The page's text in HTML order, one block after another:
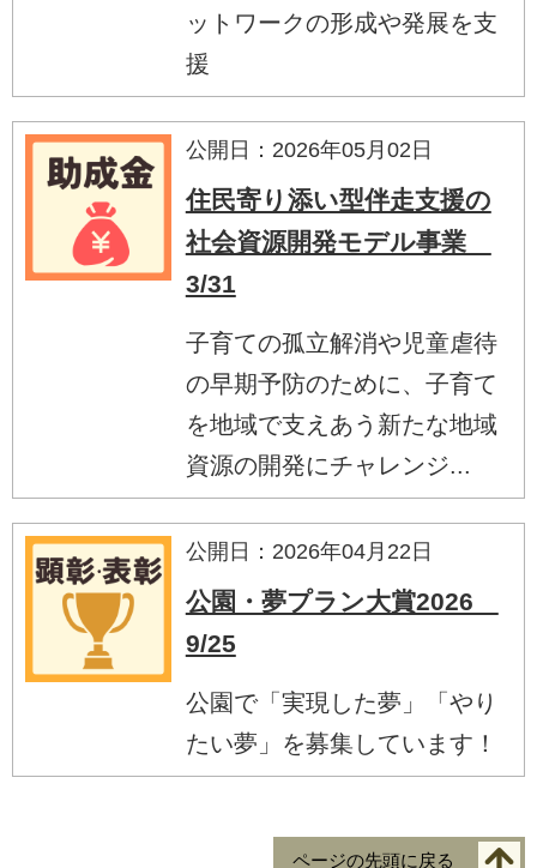
ットワークの形成や発展を支
援
公開日：2026年05月02日
住民寄り添い型伴走支援の
社会資源開発モデル事業
3/31
子育ての孤立解消や児童虐待
の早期予防のために、子育て
を地域で支えあう新たな地域
資源の開発にチャレンジ...
公開日：2026年04月22日
公園・夢プラン大賞2026
9/25
公園で「実現した夢」「やり
たい夢」を募集しています！
ページの先頭に戻る